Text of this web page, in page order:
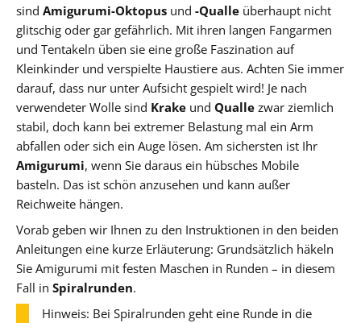
sind Amigurumi-Oktopus und -Qualle überhaupt nicht
glitschig oder gar gefährlich. Mit ihren langen Fangarmen
und Tentakeln üben sie eine große Faszination auf
Kleinkinder und verspielte Haustiere aus. Achten Sie immer
darauf, dass nur unter Aufsicht gespielt wird! Je nach
verwendeter Wolle sind Krake und Qualle zwar ziemlich
stabil, doch kann bei extremer Belastung mal ein Arm
abfallen oder sich ein Auge lösen. Am sichersten ist Ihr
Amigurumi, wenn Sie daraus ein hübsches Mobile
basteln. Das ist schön anzusehen und kann außer
Reichweite hängen.
Vorab geben wir Ihnen zu den Instruktionen in den beiden
Anleitungen eine kurze Erläuterung: Grundsätzlich häkeln
Sie Amigurumi mit festen Maschen in Runden – in diesem
Fall in Spiralrunden.
Hinweis: Bei Spiralrunden geht eine Runde in die